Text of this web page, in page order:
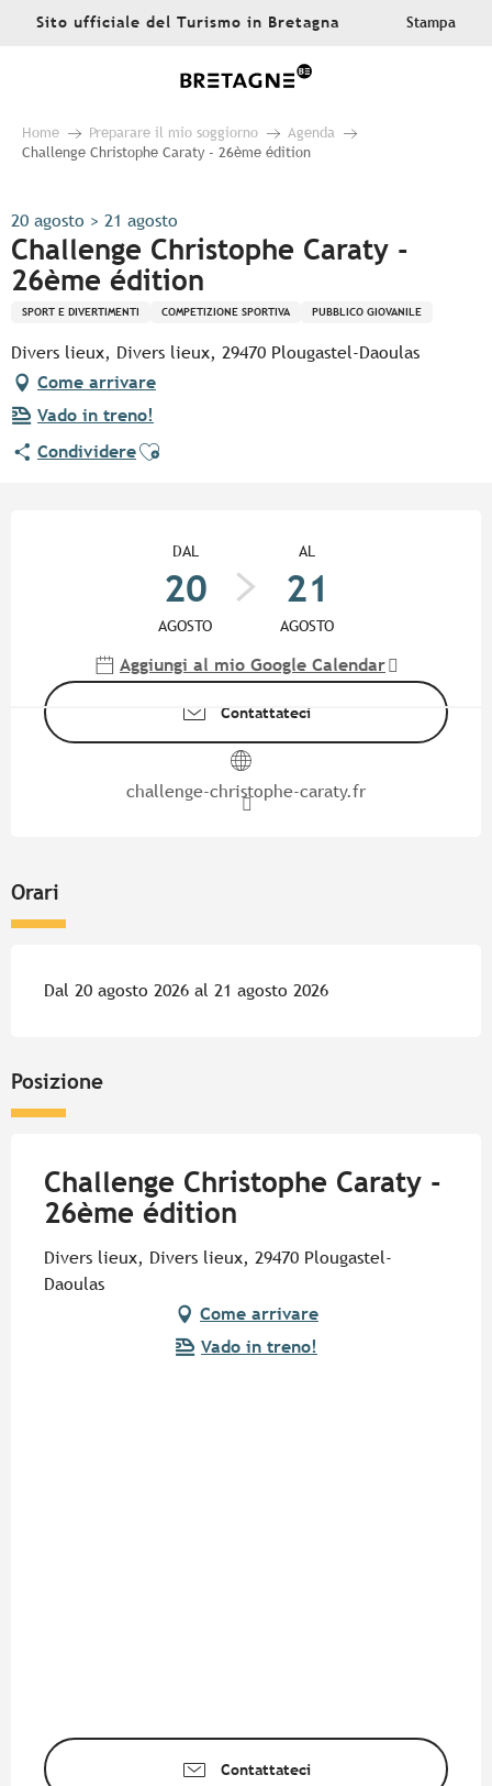
AllerSito ufficiale del Turismo in Bretagna Stampa
Home Preparare il mio soggiorno
Agenda
Challenge Christophe Caraty - 26ème édition
20 agosto > 21 agosto
Challenge Christophe Caraty -
26ème édition
SPORT E DIVERTIMENTI COMPETIZIONE SPORTIVA PUBBLICO GIOVANILE
Divers lieux, Divers lieux, 29470 Plougastel-Daoulas
Come arrivare
Vado in treno!
CondividereAjouter aux favoris
DAL
20
AGOSTO
AL
21
AGOSTO
Aggiungi al mio Google Calendar
Contattateci
challenge-christophe-caraty.fr
Orari
Dal 20 agosto 2026 al 21 agosto 2026
Posizione
Challenge Christophe Caraty -
26ème édition
Divers lieux, Divers lieux, 29470 Plougastel-
Daoulas
Come arrivare
Vado in treno!
Contattateci